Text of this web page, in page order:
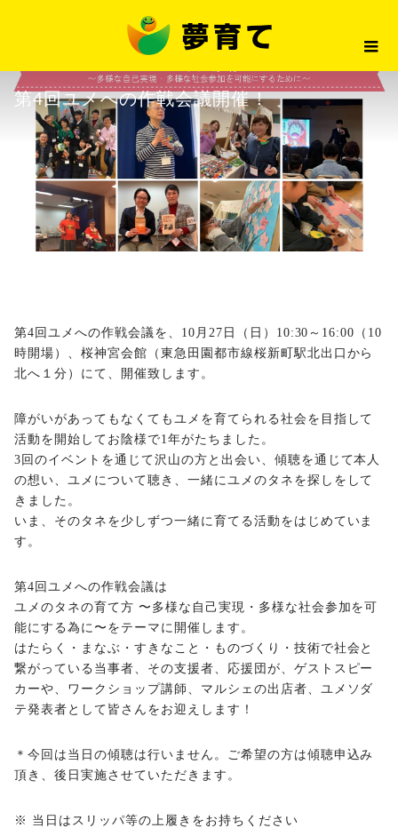
最新情報
最新情報
第4回ユメへの作戦会議開催！
第4回ユメへの作戦会議を、10月27日（日）10:30～16:00（10
時開場）、桜神宮会館（東急田園都市線桜新町駅北出口から
北へ１分）にて、開催致します。
障がいがあってもなくてもユメを育てられる社会を目指して
活動を開始してお陰様で1年がたちました。
3回のイベントを通じて沢山の方と出会い、傾聴を通じて本人
の想い、ユメについて聴き、一緒にユメのタネを探しをして
きました。
いま、そのタネを少しずつ一緒に育てる活動をはじめていま
す。
第4回ユメへの作戦会議は
ユメのタネの育て方 〜多様な自己実現・多様な社会参加を可
能にする為に〜をテーマに開催します。
はたらく・まなぶ・すきなこと・ものづくり・技術で社会と
繋がっている当事者、その支援者、応援団が、ゲストスピー
カーや、ワークショップ講師、マルシェの出店者、ユメソダ
テ発表者として皆さんをお迎えします！
＊今回は当日の傾聴は行いません。ご希望の方は傾聴申込み
頂き、後日実施させていただきます。
※ 当日はスリッパ等の上履きをお持ちください